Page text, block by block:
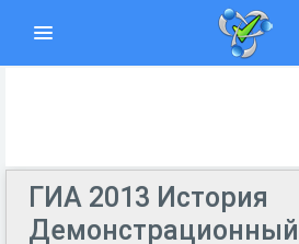
ГИА 2013 История